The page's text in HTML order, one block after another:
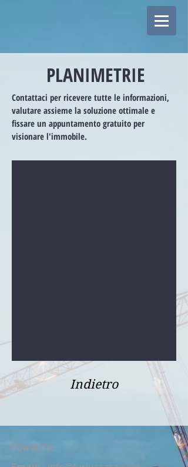
PLANIMETRIE
Contattaci per ricevere tutte le informazioni,
valutare assieme la soluzione ottimale e
fissare un appuntamento gratuito per
visionare l'immobile.
Indietro
CONTATTI: